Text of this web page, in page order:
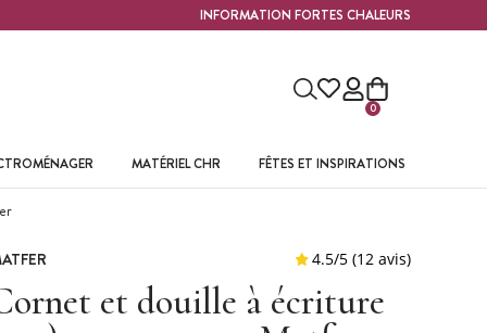
INFORMATION FORTES CHALEURS
0
MATÉRIEL CHR FÊTES ET INSPIRATIONS
et douille à écriture